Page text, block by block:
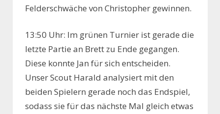
Felderschwäche von Christopher gewinnen.
13:50 Uhr: Im grünen Turnier ist gerade die
letzte Partie an Brett zu Ende gegangen.
Diese konnte Jan für sich entscheiden.
Unser Scout Harald analysiert mit den
beiden Spielern gerade noch das Endspiel,
sodass sie für das nächste Mal gleich etwas